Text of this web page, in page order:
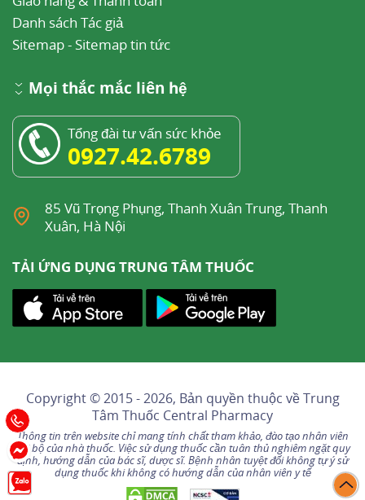
Danh sách Tác giả
Sitemap- Sitemap tin tức
Mọi thắc mắc liên hệ
Tổng đài tư vấn sức khỏe
0927.42.6789
85 Vũ Trọng Phụng, Thanh Xuân Trung, Thanh
Xuân, Hà Nội
TẢI ỨNG DỤNG TRUNG TÂM THUỐC
Copyright © 2015 - 2026, Bản quyền thuộc vềTrung
Tâm Thuốc Central Pharmacy
Thông tin trên website chỉ mang tính chất tham khảo, đào tạo nhân viên
nội bộ của nhà thuốc. Việc sử dụng thuốc cần tuân thủ nghiêm ngặt quy
định, hướng dẫn của bác sĩ, dược sĩ. Bệnh nhân tuyệt đối không tự ý sử
dụng thuốc khi không có hướng dẫn của nhân viên y tế